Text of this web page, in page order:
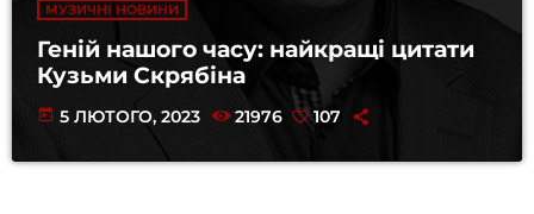
МУЗИЧНІ НОВИНИ
Геній нашого часу: найкращі цитати
Кузьми Скрябіна
today 5 ЛЮТОГО, 2023 21976 107